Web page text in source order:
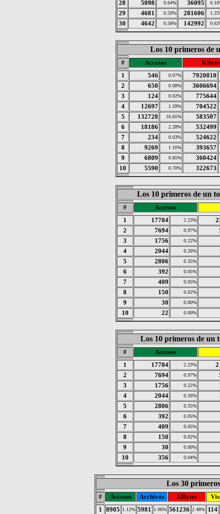
28 5098 0.64% 36095
29 4681 0.59% 281606
30 4642 0.58% 142992
Los 10 primeros de
# Accesos
1
546 0.07%
7920810
2
650 0.08%
3606694
3
124 0.02%
775644
4
12697 1.59%
704522
5
132728 16.65%
583507
6
18186 2.28%
532499
7
234 0.03%
524622
8
9269 1.16%
393657
9
6809 0.85%
360424
10
5590 0.70% 322673
Los 10 primeros de un
#
Accesos
1
17784 2.23%
2
7694 0.97%
3
1756 0.22%
4
2044 0.26%
5
2806 0.35%
6 392 0.05%
7 409 0.05%
8 150 0.02%
9 30 0.00%
10 22 0.00%
Los 10 primeros de un
#
Accesos
1
17784 2.23%
2
7694 0.97%
3
1756 0.22%
4
2044 0.26%
5
2806 0.35%
6 392 0.05%
7 409 0.05%
8 150 0.02%
9 30 0.00%
10 356 0.04%
Los 30
# Accesos Archivos KBytes
1
8905 1.12% 5981 1.06% 561236 2.48%
114